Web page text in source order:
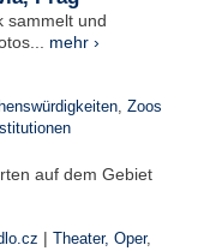
sammelt und
mehr ›
, Zoos
auf dem Gebiet
| Theater, Oper,